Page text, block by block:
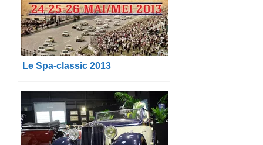
Le Spa-classic 2013